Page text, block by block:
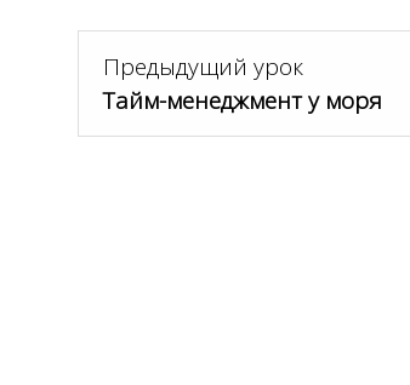
Предыдущий урок
Тайм-менеджмент у моря